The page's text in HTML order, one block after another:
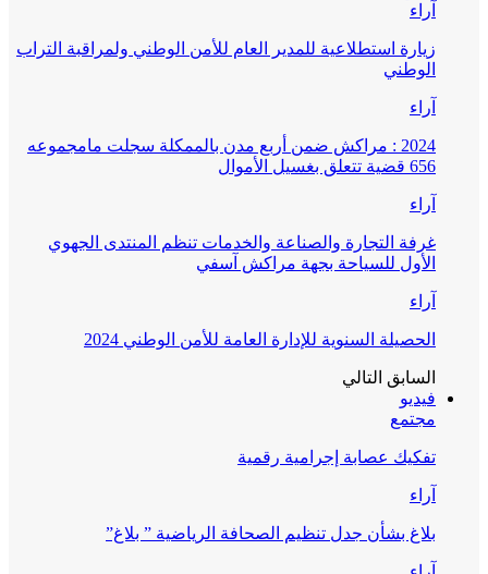
آراء
زيارة استطلاعية للمدير العام للأمن الوطني ولمراقبة التراب
الوطني
آراء
2024 : مراكش ضمن أربع مدن بالممكلة سجلت مامجموعه
656 قضية تتعلق بغسيل الأموال
آراء
غرفة التجارة والصناعة والخدمات تنظم المنتدى الجهوي
الأول للسياحة بجهة مراكش آسفي
آراء
الحصيلة السنوية للإدارة العامة للأمن الوطني 2024
السابق التالي
فيديو
مجتمع
تفكيك عصابة إجرامية رقمية
آراء
بلاغ بشأن جدل تنظيم الصحافة الرياضية ” بلاغ”